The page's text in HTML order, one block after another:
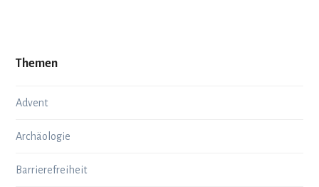
Themen
Advent
Archäologie
Barrierefreiheit